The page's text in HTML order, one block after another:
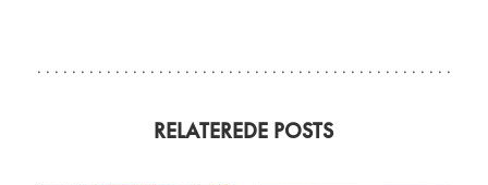
RELATEREDE POSTS